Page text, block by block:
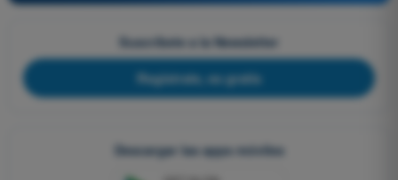
Suscríbete a la Newsletter
Regístrate, es gratis
Descargar las apps móviles